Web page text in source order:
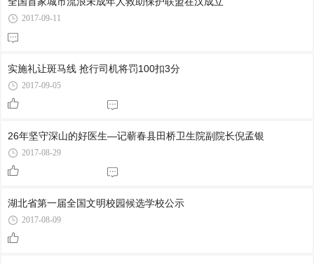
2017-09-11
实施礼让斑马线 抢行司机将罚100扣3分
2017-09-05
26年坚守深山的好医生—记蕲春县田桥卫生院副院长倪孟银
2017-08-29
湖北省第一届全国文明校园候选学校公示
2017-08-09